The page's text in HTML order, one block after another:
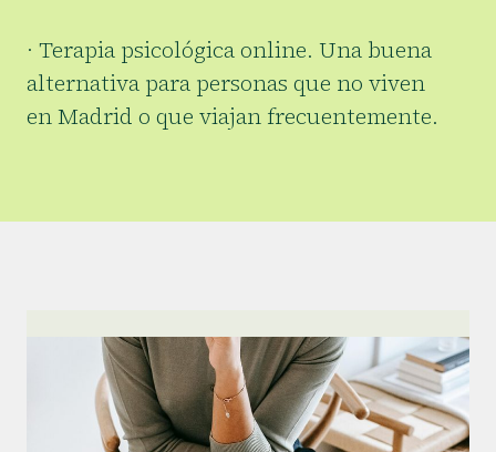
· Terapia psicológica online. Una buena
alternativa para personas que no viven
en Madrid o que viajan frecuentemente.